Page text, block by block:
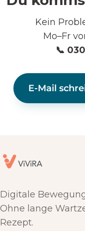
Kein
Mo–Fr
📞
E-Mail
Digitale
Ohne lange
Rezept.